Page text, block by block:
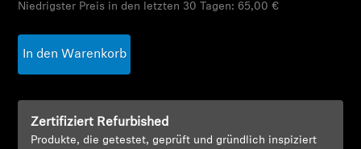
Entdecken
Über uns
Innovationen
Niedrigster Preis in den letzten 30 Tagen: 65,00 €
In den Warenkorb
Zertifiziert Refurbished
Produkte, die getestet, geprüft und gründlich inspiziert